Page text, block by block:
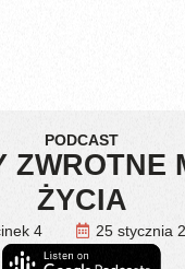
PODCAST
ZWROTNE
ŻYCIA
4 25 stycznia